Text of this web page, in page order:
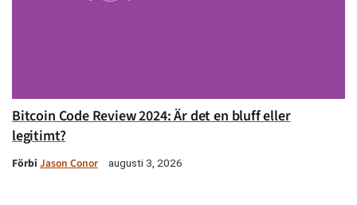
Bitcoin Code Review 2024: Är det en bluff eller
legitimt?
Förbi Jason Conor augusti 3, 2026